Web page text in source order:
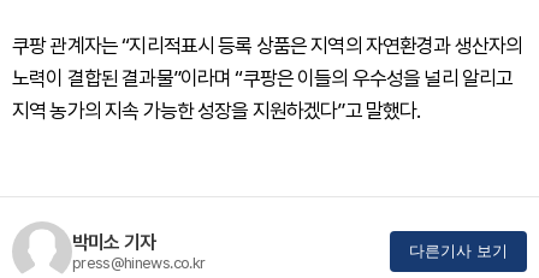
쿠팡 관계자는 “지리적표시 등록 상품은 지역의 자연환경과 생산자의
노력이 결합된 결과물”이라며 “쿠팡은 이들의 우수성을 널리 알리고
지역 농가의 지속 가능한 성장을 지원하겠다”고 말했다.
박미소 기자
press@hinews.co.kr
다른기사 보기